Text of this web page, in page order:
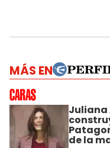
MÁS EN
Juliana
de la